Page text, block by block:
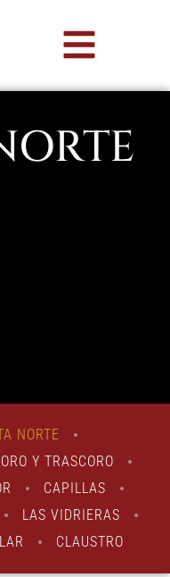
NORTE
Y TRASCORO
CAPILLAS
LAS VIDRIERAS
CLAUSTRO